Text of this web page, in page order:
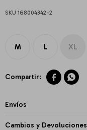
168004342-2
M L XL
 
Envíos
Cambios y Devoluciones